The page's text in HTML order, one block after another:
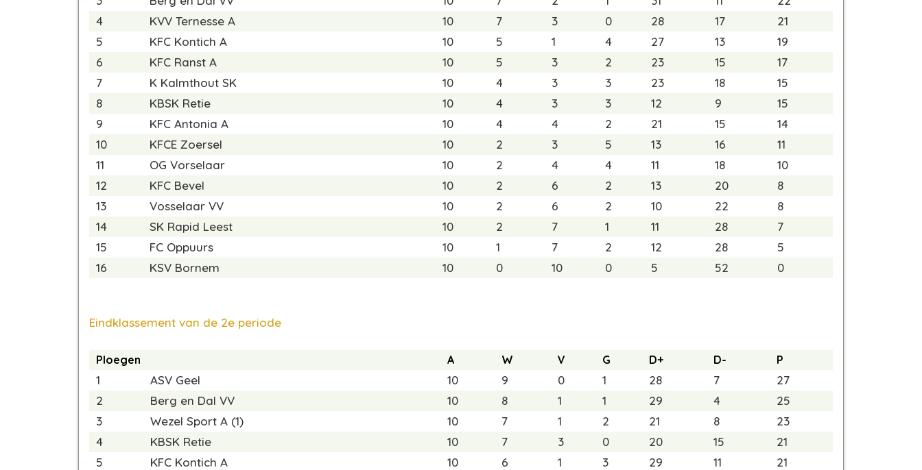
4
KVV Ternesse A 10 7 3 0 28 17
21
5
KFC Kontich A 10 5 1 4 27 13
19
6
KFC Ranst A 10 5 3 2 23 15
17
7
K Kalmthout SK 10 4 3 3 23 18
15
8
KBSK Retie 10 4 3 3 12 9
15
9
KFC Antonia A 10 4 4 2 21 15
14
10
KFCE Zoersel 10 2 3 5 13 16
11
11
OG Vorselaar 10 2 4 4 11 18
10
12
KFC Bevel 10 2 6 2 13 20
8
13
Vosselaar VV 10 2 6 2 10 22
8
14
SK Rapid Leest 10 2 7 1 11 28
7
15
FC Oppuurs 10 1 7 2 12 28
5
16
KSV Bornem 10 0 10 0 5 52 0
Eindklassement van de 2e periode
Ploegen A W V G D+ D- P
1 ASV Geel 10 9 0 1 28 7
27
2
Berg en Dal VV 10 8 1 1 29 4
25
3
Wezel Sport A (1) 10 7 1 2 21 8
23
4
KBSK Retie 10 7 3 0 20 15
21
5
KFC Kontich A 10 6 1 3 29 11
21